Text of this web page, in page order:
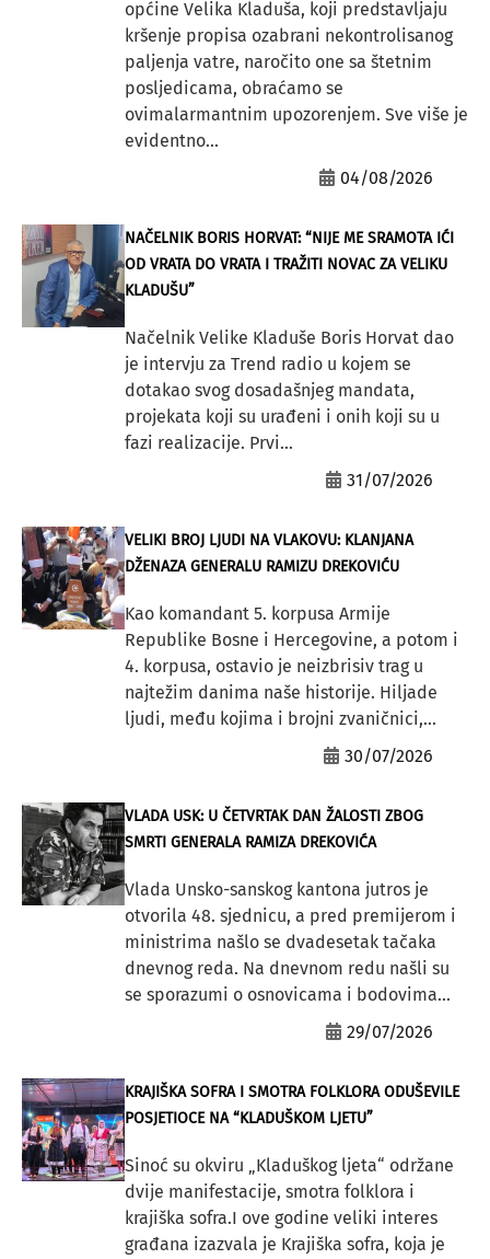
općine Velika Kladuša, koji predstavljaju
kršenje propisa ozabrani nekontrolisanog
paljenja vatre, naročito one sa štetnim
posljedicama, obraćamo se
ovimalarmantnim upozorenjem. Sve više je
evidentno...
04/08/2026
NAČELNIK BORIS HORVAT: “NIJE ME SRAMOTA IĆI
OD VRATA DO VRATA I TRAŽITI NOVAC ZA VELIKU
KLADUŠU”
Načelnik Velike Kladuše Boris Horvat dao
je intervju za Trend radio u kojem se
dotakao svog dosadašnjeg mandata,
projekata koji su urađeni i onih koji su u
fazi realizacije. Prvi...
31/07/2026
VELIKI BROJ LJUDI NA VLAKOVU: KLANJANA
DŽENAZA GENERALU RAMIZU DREKOVIĆU
Kao komandant 5. korpusa Armije
Republike Bosne i Hercegovine, a potom i
4. korpusa, ostavio je neizbrisiv trag u
najtežim danima naše historije. Hiljade
ljudi, među kojima i brojni zvaničnici,...
30/07/2026
VLADA USK: U ČETVRTAK DAN ŽALOSTI ZBOG
SMRTI GENERALA RAMIZA DREKOVIĆA
Vlada Unsko-sanskog kantona jutros je
otvorila 48. sjednicu, a pred premijerom i
ministrima našlo se dvadesetak tačaka
dnevnog reda. Na dnevnom redu našli su
se sporazumi o osnovicama i bodovima...
29/07/2026
KRAJIŠKA SOFRA I SMOTRA FOLKLORA ODUŠEVILE
POSJETIOCE NA “KLADUŠKOM LJETU”
Sinoć su okviru „Kladuškog ljeta“ održane
dvije manifestacije, smotra folklora i
krajiška sofra.I ove godine veliki interes
građana izazvala je Krajiška sofra, koja je